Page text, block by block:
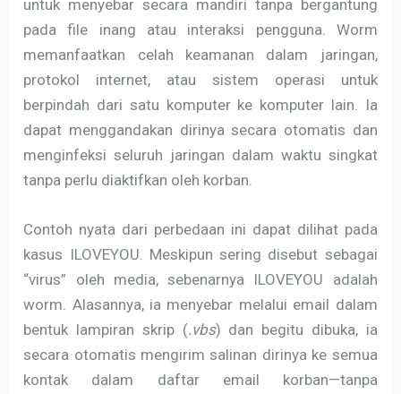
untuk menyebar secara mandiri tanpa bergantung
pada file inang atau interaksi pengguna. Worm
memanfaatkan celah keamanan dalam jaringan,
protokol internet, atau sistem operasi untuk
berpindah dari satu komputer ke komputer lain. Ia
dapat menggandakan dirinya secara otomatis dan
menginfeksi seluruh jaringan dalam waktu singkat
tanpa perlu diaktifkan oleh korban.
Contoh nyata dari perbedaan ini dapat dilihat pada
kasus ILOVEYOU. Meskipun sering disebut sebagai
“virus” oleh media, sebenarnya ILOVEYOU adalah
worm. Alasannya, ia menyebar melalui email dalam
bentuk lampiran skrip (.vbs) dan begitu dibuka, ia
secara otomatis mengirim salinan dirinya ke semua
kontak dalam daftar email korban—tanpa